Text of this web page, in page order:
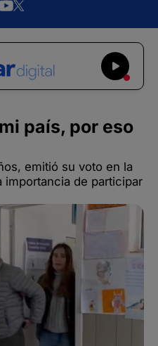
país, por eso
emitió su voto en la
importancia de participar